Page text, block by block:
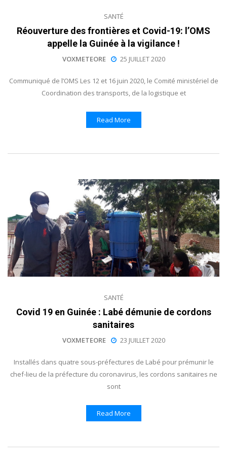
SANTÉ
Réouverture des frontières et Covid-19: l’OMS
appelle la Guinée à la vigilance !
VOXMETEORE 25 JUILLET 2020
Communiqué de l’OMS Les 12 et 16 juin 2020, le Comité ministériel de
Coordination des transports, de la logistique et
Read More
SANTÉ
Covid 19 en Guinée : Labé démunie de cordons
sanitaires
VOXMETEORE 23 JUILLET 2020
Installés dans quatre sous-préfectures de Labé pour prémunir le
chef-lieu de la préfecture du coronavirus, les cordons sanitaires ne
sont
Read More